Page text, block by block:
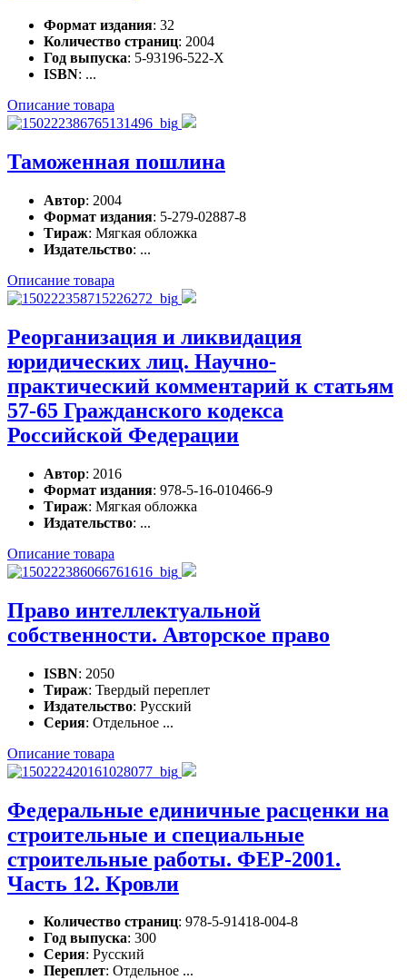
Формат издания: 32
Количество страниц: 2004
Год выпуска: 5-93196-522-X
ISBN: ...
Описание товара
Таможенная пошлина
Автор: 2004
Формат издания: 5-279-02887-8
Тираж: Мягкая обложка
Издательство: ...
Описание товара
Реорганизация и ликвидация
юридических лиц. Научно-
практический комментарий к статьям
57-65 Гражданского кодекса
Российской Федерации
Автор: 2016
Формат издания: 978-5-16-010466-9
Тираж: Мягкая обложка
Издательство: ...
Описание товара
Право интеллектуальной
собственности. Авторское право
ISBN: 2050
Тираж: Твердый переплет
Издательство: Русский
Серия: Отдельное ...
Описание товара
Федеральные единичные расценки на
строительные и специальные
строительные работы. ФЕР-2001.
Часть 12. Кровли
Количество страниц: 978-5-91418-004-8
Год выпуска: 300
Серия: Русский
Переплет: Отдельное ...